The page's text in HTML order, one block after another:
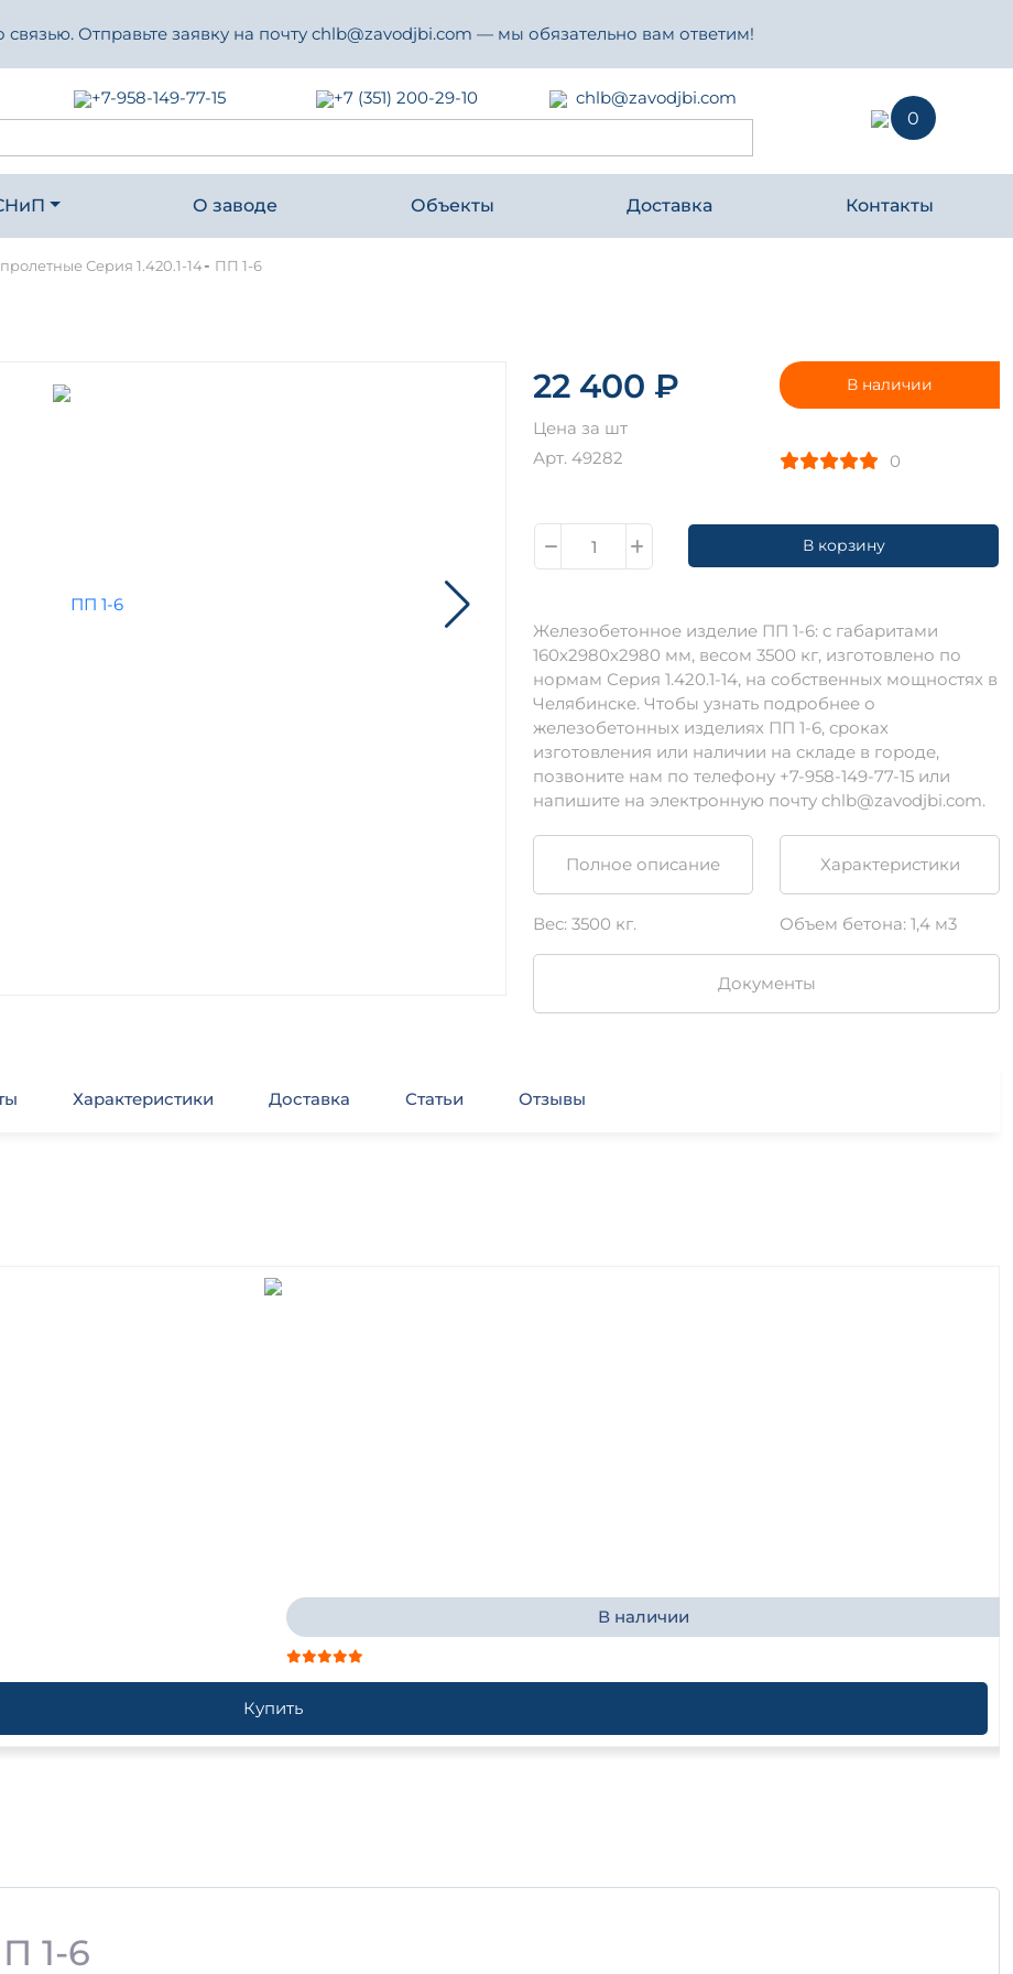
Отправьте заявку на почту chlb@zavodjbi.com — мы обязательно вам ответим!
+7-958-149-77-15 +7 (351) 200-29-10
chlb@zavodjbi.com
0
О заводе Объекты Доставка Контакты
Серия 1.420.1-14- ПП 1-6
22 400 ₽
Цена за шт
Арт. 49282
В наличии
0
В корзину
Железобетонное изделие ПП 1-6: c габаритами
160х2980х2980 мм, весом 3500 кг, изготовлено по
нормам Серия 1.420.1-14, на собственных мощностях в
Челябинске. Чтобы узнать подробнее о
железобетонных изделиях ПП 1-6, сроках
изготовления или наличии на складе в городе,
позвоните нам по телефону +7-958-149-77-15 или
напишите на электронную почту chlb@zavodjbi.com.
Полное описание Характеристики
Вес: 3500 кг. Объем бетона: 1,4 м3
Документы
Характеристики Доставка Статьи Отзывы
В наличии
Купить
1-6